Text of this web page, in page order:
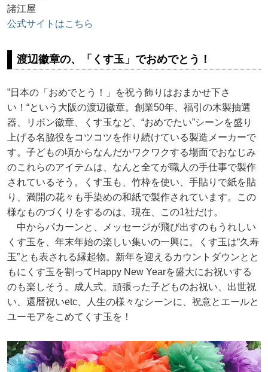
諸江屋
公式サイトはこちら
渡辺徽章の、「くす玉」でおめでとう！
‟日本の「おめでとう！」を祝う飾りはおまかせ下さ
い！“という大阪の渡辺徽章。創業50年、福引の木製抽選
器、リボン徽章、くす玉など、“おめでたい”シーンを盛り
上げる名脇役をコツコツを作り続けている製造メーカーで
す。子どもの頃からなんだかワクワクする場面でおなじみ
のこれらのアイテムは、なんと全てが職人の手仕事で製作
されているそう。くす玉も、竹枠を使い、手貼りで紙を貼
り、満開の花々も手染めの和紙で製作されています。この
様なものづくりをするのは、現在、この1社だけ。
中からパカーンと、メッセージが飛び出すのもうれしい
くす玉を、年末年始の楽しい集いの一興に。くす玉は“久寿
玉”とも表される縁起物。新年を迎えるカウントダウンとと
もにくす玉を割ってHappy New Yearを盛大にお祝いする
のも楽しそう。成人式、頑張った子どものお祝い、出世祝
い、還暦祝いetc、人生の様々なシーンに、祝意とエールと
ユーモアをこめてくす玉を！